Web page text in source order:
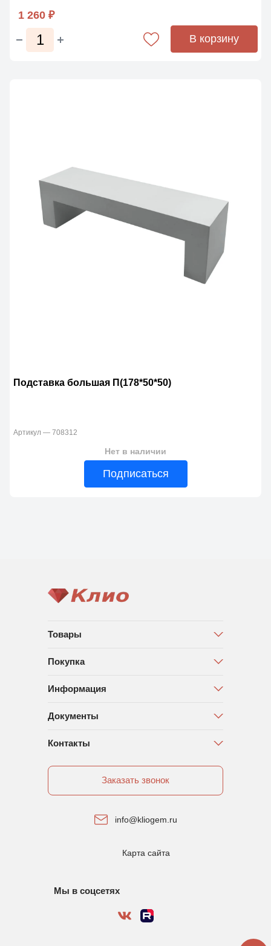
1 260 ₽
В корзину
Подставка большая П(178*50*50)
Артикул — 708312
Нет в наличии
Подписаться
Товары
Покупка
Информация
Документы
Контакты
Заказать звонок
info@kliogem.ru
Карта сайта
Мы в соцсетях